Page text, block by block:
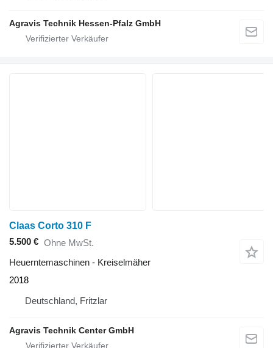
Agravis Technik Hessen-Pfalz GmbH
Claas Corto 310 F
5.500 € Ohne MwSt.
Heuerntemaschinen - Kreiselmäher
2018
Deutschland, Fritzlar
Agravis Technik Center GmbH